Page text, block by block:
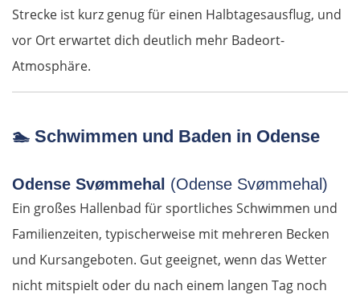
Strecke ist kurz genug für einen Halbtagesausflug, und
vor Ort erwartet dich deutlich mehr Badeort-
Atmosphäre.
🏊 Schwimmen und Baden in Odense
Odense Svømmehal (Odense Svømmehal)
Ein großes Hallenbad für sportliches Schwimmen und
Familienzeiten, typischerweise mit mehreren Becken
und Kursangeboten. Gut geeignet, wenn das Wetter
nicht mitspielt oder du nach einem langen Tag noch
Giannitsa
Bulgarien West
Blagoewgrad
Sofia